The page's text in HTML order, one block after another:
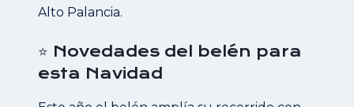
Alto Palancia.
⭐ Novedades del belén para
esta Navidad